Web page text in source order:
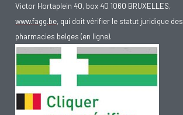
Victor Hortaplein 40, box 40 1060 BRUXELLES,
www.fagg.be, qui doit vérifier le statut juridique des
pharmacies belges (en ligne).